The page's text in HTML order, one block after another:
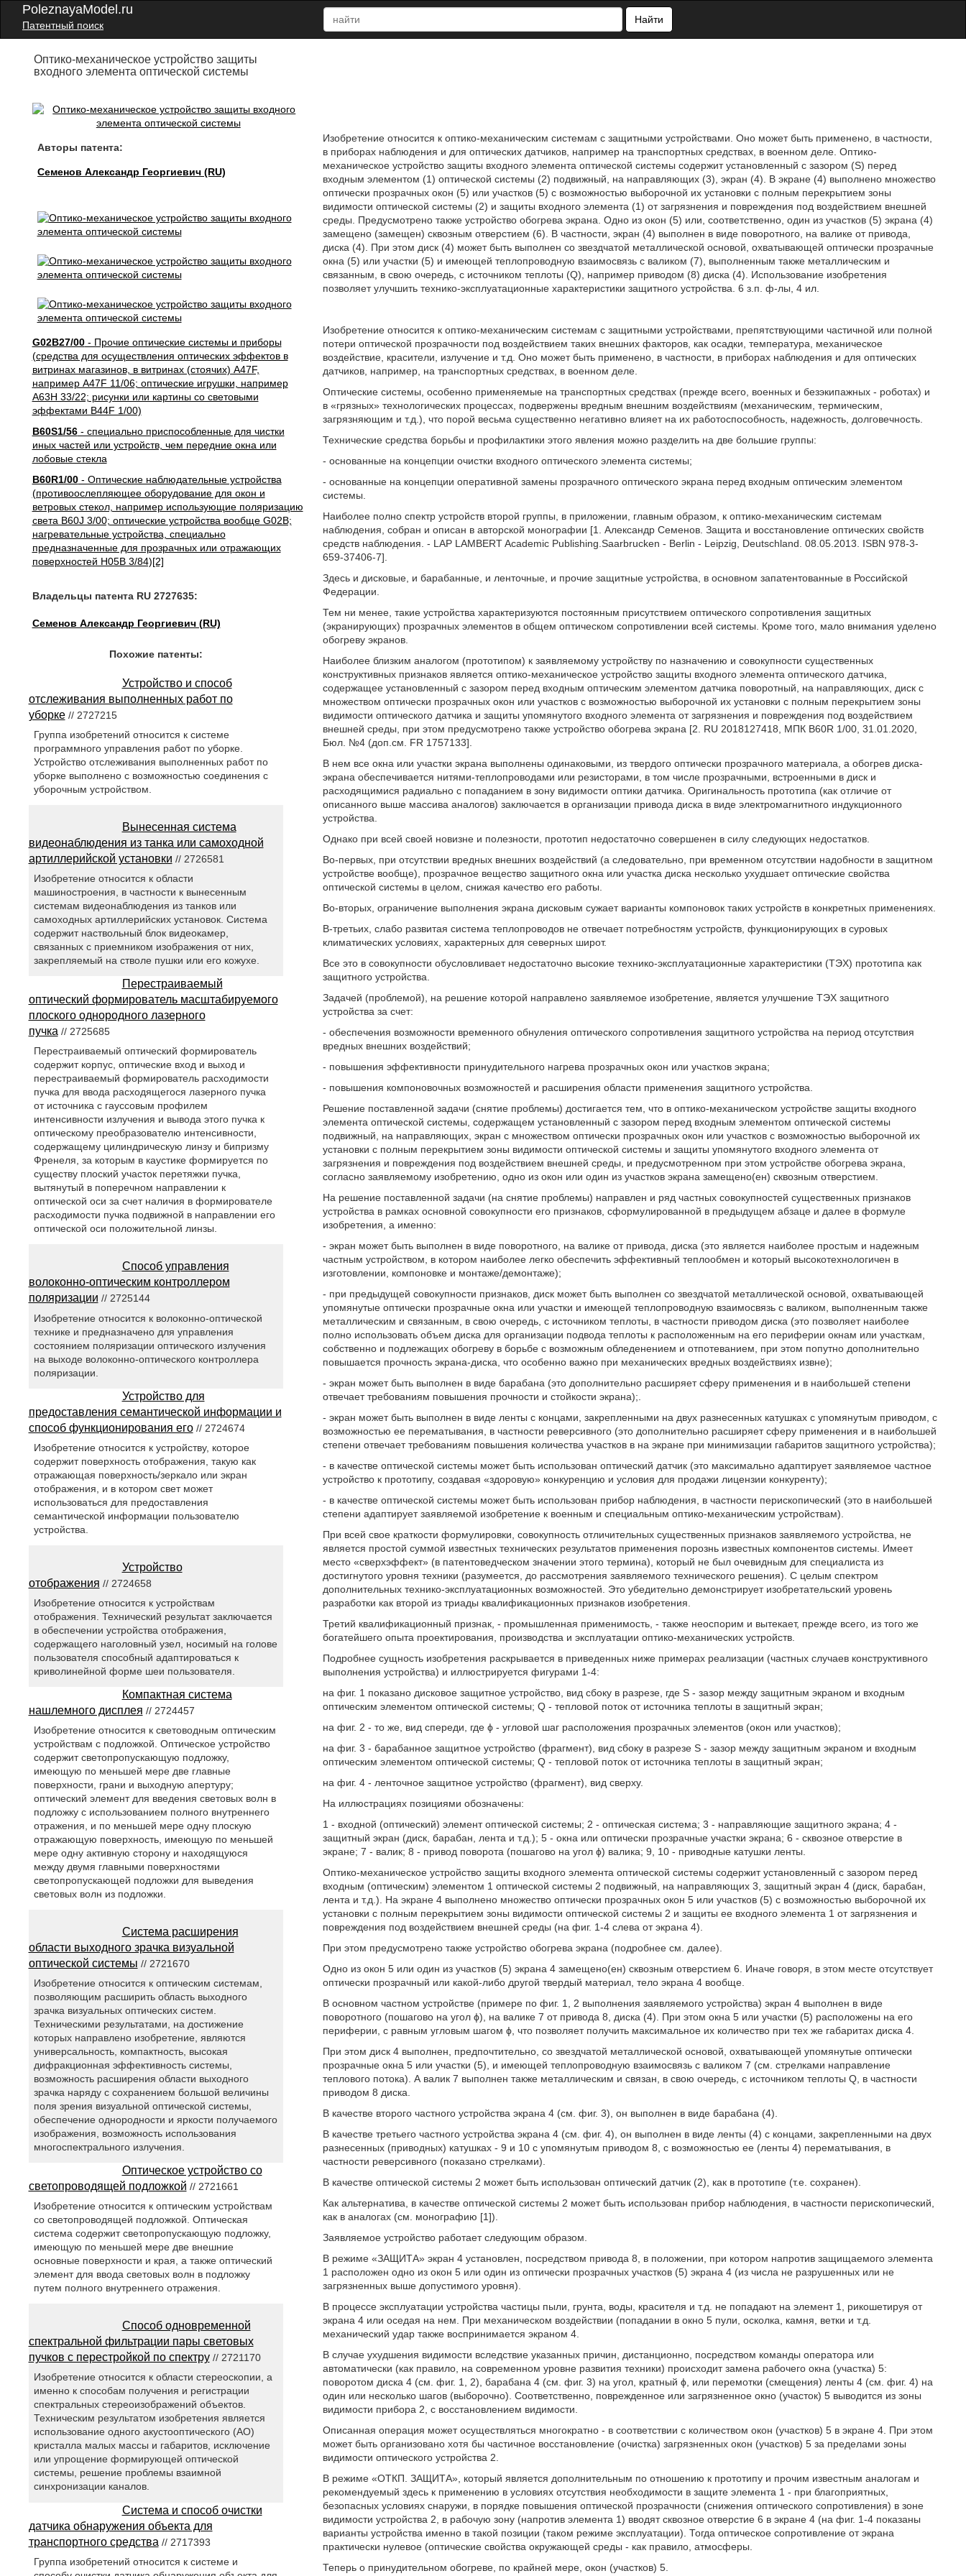
PoleznayaModel.ru
Патентный поиск
Найти
Оптико-механическое устройство защиты
входного элемента оптической системы
Авторы патента:
Семенов Александр Георгиевич (RU)
G02B27/00- Прочие оптические системы и приборы
(средства для осуществления оптических эффектов в
витринах магазинов, в витринах (стоячих) A47F,
например A47F 11/06; оптические игрушки, например
A63H 33/22; рисунки или картины со световыми
эффектами B44F 1/00)
B60S1/56- специально приспособленные для чистки
иных частей или устройств, чем передние окна или
лобовые стекла
B60R1/00- Оптические наблюдательные устройства
(противоослепляющее оборудование для окон и
ветровых стекол, например использующие поляризацию
света B60J 3/00; оптические устройства вообще G02B;
нагревательные устройства, специально
предназначенные для прозрачных или отражающих
поверхностей H05B 3/84)[2]
Владельцы патента RU 2727635:
Семенов Александр Георгиевич (RU)
Изобретение относится к оптико-механическим системам с защитными устройствами. Оно может быть применено, в частности,
в приборах наблюдения и для оптических датчиков, например на транспортных средствах, в военном деле. Оптико-
механическое устройство защиты входного элемента оптической системы содержит установленный с зазором (S) перед
входным элементом (1) оптической системы (2) подвижный, на направляющих (3), экран (4). В экране (4) выполнено множество
оптически прозрачных окон (5) или участков (5) с возможностью выборочной их установки с полным перекрытием зоны
видимости оптической системы (2) и защиты входного элемента (1) от загрязнения и повреждения под воздействием внешней
среды. Предусмотрено также устройство обогрева экрана. Одно из окон (5) или, соответственно, один из участков (5) экрана (4)
замещено (замещен) сквозным отверстием (6). В частности, экран (4) выполнен в виде поворотного, на валике от привода,
диска (4). При этом диск (4) может быть выполнен со звездчатой металлической основой, охватывающей оптически прозрачные
окна (5) или участки (5) и имеющей теплопроводную взаимосвязь с валиком (7), выполненным также металлическим и
связанным, в свою очередь, с источником теплоты (Q), например приводом (8) диска (4). Использование изобретения
позволяет улучшить технико-эксплуатационные характеристики защитного устройства. 6 з.п. ф-лы, 4 ил.
Изобретение относится к оптико-механическим системам с защитными устройствами, препятствующими частичной или полной
потери оптической прозрачности под воздействием таких внешних факторов, как осадки, температура, механическое
воздействие, красители, излучение и т.д. Оно может быть применено, в частности, в приборах наблюдения и для оптических
датчиков, например, на транспортных средствах, в военном деле.
Оптические системы, особенно применяемые на транспортных средствах (прежде всего, военных и безэкипажных - роботах) и
в «грязных» технологических процессах, подвержены вредным внешним воздействиям (механическим, термическим,
загрязняющим и т.д.), что порой весьма существенно негативно влияет на их работоспособность, надежность, долговечность.
Технические средства борьбы и профилактики этого явления можно разделить на две большие группы:
- основанные на концепции очистки входного оптического элемента системы;
- основанные на концепции оперативной замены прозрачного оптического экрана перед входным оптическим элементом
системы.
Наиболее полно спектр устройств второй группы, в приложении, главным образом, к оптико-механическим системам
наблюдения, собран и описан в авторской монографии [1. Александр Семенов. Защита и восстановление оптических свойств
средств наблюдения. - LAP LAMBERT Academic Publishing.Saarbrucken - Berlin - Leipzig, Deutschland. 08.05.2013. ISBN 978-3-
659-37406-7].
Здесь и дисковые, и барабанные, и ленточные, и прочие защитные устройства, в основном запатентованные в Российской
Федерации.
Тем ни менее, такие устройства характеризуются постоянным присутствием оптического сопротивления защитных
(экранирующих) прозрачных элементов в общем оптическом сопротивлении всей системы. Кроме того, мало внимания уделено
обогреву экранов.
Наиболее близким аналогом (прототипом) к заявляемому устройству по назначению и совокупности существенных
конструктивных признаков является оптико-механическое устройство защиты входного элемента оптического датчика,
содержащее установленный с зазором перед входным оптическим элементом датчика поворотный, на направляющих, диск с
множеством оптически прозрачных окон или участков с возможностью выборочной их установки с полным перекрытием зоны
видимости оптического датчика и защиты упомянутого входного элемента от загрязнения и повреждения под воздействием
внешней среды, при этом предусмотрено также устройство обогрева экрана [2. RU 2018127418, МПК B60R 1/00, 31.01.2020,
Бюл. №4 (доп.см. FR 1757133].
В нем все окна или участки экрана выполнены одинаковыми, из твердого оптически прозрачного материала, а обогрев диска-
экрана обеспечивается нитями-теплопроводами или резисторами, в том числе прозрачными, встроенными в диск и
расходящимися радиально с попаданием в зону видимости оптики датчика. Оригинальность прототипа (как отличие от
описанного выше массива аналогов) заключается в организации привода диска в виде электромагнитного индукционного
устройства.
Однако при всей своей новизне и полезности, прототип недостаточно совершенен в силу следующих недостатков.
Во-первых, при отсутствии вредных внешних воздействий (а следовательно, при временном отсутствии надобности в защитном
устройстве вообще), прозрачное вещество защитного окна или участка диска несколько ухудшает оптические свойства
оптической системы в целом, снижая качество его работы.
Во-вторых, ограничение выполнения экрана дисковым сужает варианты компоновок таких устройств в конкретных применениях.
В-третьих, слабо развитая система теплопроводов не отвечает потребностям устройств, функционирующих в суровых
климатических условиях, характерных для северных широт.
Все это в совокупности обусловливает недостаточно высокие технико-эксплуатационные характеристики (ТЭХ) прототипа как
защитного устройства.
Задачей (проблемой), на решение которой направлено заявляемое изобретение, является улучшение ТЭХ защитного
устройства за счет:
- обеспечения возможности временного обнуления оптического сопротивления защитного устройства на период отсутствия
вредных внешних воздействий;
- повышения эффективности принудительного нагрева прозрачных окон или участков экрана;
- повышения компоновочных возможностей и расширения области применения защитного устройства.
Решение поставленной задачи (снятие проблемы) достигается тем, что в оптико-механическом устройстве защиты входного
элемента оптической системы, содержащем установленный с зазором перед входным элементом оптической системы
подвижный, на направляющих, экран с множеством оптически прозрачных окон или участков с возможностью выборочной их
установки с полным перекрытием зоны видимости оптической системы и защиты упомянутого входного элемента от
загрязнения и повреждения под воздействием внешней среды, и предусмотренном при этом устройстве обогрева экрана,
согласно заявляемому изобретению, одно из окон или один из участков экрана замещено(ен) сквозным отверстием.
На решение поставленной задачи (на снятие проблемы) направлен и ряд частных совокупностей существенных признаков
устройства в рамках основной совокупности его признаков, сформулированной в предыдущем абзаце и далее в формуле
изобретения, а именно:
- экран может быть выполнен в виде поворотного, на валике от привода, диска (это является наиболее простым и надежным
частным устройством, в котором наиболее легко обеспечить эффективный теплообмен и который высокотехнологичен в
изготовлении, компоновке и монтаже/демонтаже);
- при предыдущей совокупности признаков, диск может быть выполнен со звездчатой металлической основой, охватывающей
упомянутые оптически прозрачные окна или участки и имеющей теплопроводную взаимосвязь с валиком, выполненным также
металлическим и связанным, в свою очередь, с источником теплоты, в частности приводом диска (это позволяет наиболее
полно использовать объем диска для организации подвода теплоты к расположенным на его периферии окнам или участкам,
собственно и подлежащих обогреву в борьбе с возможным обледенением и отпотеванием, при этом попутно дополнительно
повышается прочность экрана-диска, что особенно важно при механических вредных воздействиях извне);
- экран может быть выполнен в виде барабана (это дополнительно расширяет сферу применения и в наибольшей степени
отвечает требованиям повышения прочности и стойкости экрана);.
- экран может быть выполнен в виде ленты с концами, закрепленными на двух разнесенных катушках с упомянутым приводом, с
возможностью ее перематывания, в частности реверсивного (это дополнительно расширяет сферу применения и в наибольшей
степени отвечает требованиям повышения количества участков в на экране при минимизации габаритов защитного устройства);
- в качестве оптической системы может быть использован оптический датчик (это максимально адаптирует заявляемое частное
устройство к прототипу, создавая «здоровую» конкуренцию и условия для продажи лицензии конкуренту);
- в качестве оптической системы может быть использован прибор наблюдения, в частности перископический (это в наибольшей
степени адаптирует заявляемой изобретение к военным и специальным оптико-механическим устройствам).
При всей свое краткости формулировки, совокупность отличительных существенных признаков заявляемого устройства, не
является простой суммой известных технических результатов применения порознь известных компонентов системы. Имеет
место «сверхэффект» (в патентоведческом значении этого термина), который не был очевидным для специалиста из
достигнутого уровня техники (разумеется, до рассмотрения заявляемого технического решения). С целым спектром
дополнительных технико-эксплуатационных возможностей. Это убедительно демонстрирует изобретательский уровень
разработки как второй из триады квалификационных признаков изобретения.
Третий квалификационный признак, - промышленная применимость, - также неоспорим и вытекает, прежде всего, из того же
богатейшего опыта проектирования, производства и эксплуатации оптико-механических устройств.
Подробнее сущность изобретения раскрывается в приведенных ниже примерах реализации (частных случаев конструктивного
выполнения устройства) и иллюстрируется фигурами 1-4:
на фиг. 1 показано дисковое защитное устройство, вид сбоку в разрезе, где S - зазор между защитным экраном и входным
оптическим элементом оптической системы; Q - тепловой поток от источника теплоты в защитный экран;
на фиг. 2 - то же, вид спереди, где ϕ - угловой шаг расположения прозрачных элементов (окон или участков);
на фиг. 3 - барабанное защитное устройство (фрагмент), вид сбоку в разрезе S - зазор между защитным экраном и входным
оптическим элементом оптической системы; Q - тепловой поток от источника теплоты в защитный экран;
на фиг. 4 - ленточное защитное устройство (фрагмент), вид сверху.
На иллюстрациях позициями обозначены:
1 - входной (оптический) элемент оптической системы; 2 - оптическая система; 3 - направляющие защитного экрана; 4 -
защитный экран (диск, барабан, лента и т.д.); 5 - окна или оптически прозрачные участки экрана; 6 - сквозное отверстие в
экране; 7 - валик; 8 - привод поворота (пошагово на угол ϕ) валика; 9, 10 - приводные катушки ленты.
Оптико-механическое устройство защиты входного элемента оптической системы содержит установленный с зазором перед
входным (оптическим) элементом 1 оптической системы 2 подвижный, на направляющих 3, защитный экран 4 (диск, барабан,
лента и т.д.). На экране 4 выполнено множество оптически прозрачных окон 5 или участков (5) с возможностью выборочной их
установки с полным перекрытием зоны видимости оптической системы 2 и защиты ее входного элемента 1 от загрязнения и
повреждения под воздействием внешней среды (на фиг. 1-4 слева от экрана 4).
При этом предусмотрено также устройство обогрева экрана (подробнее см. далее).
Одно из окон 5 или один из участков (5) экрана 4 замещено(ен) сквозным отверстием 6. Иначе говоря, в этом месте отсутствует
оптически прозрачный или какой-либо другой твердый материал, тело экрана 4 вообще.
В основном частном устройстве (примере по фиг. 1, 2 выполнения заявляемого устройства) экран 4 выполнен в виде
поворотного (пошагово на угол ϕ), на валике 7 от привода 8, диска (4). При этом окна 5 или участки (5) расположены на его
периферии, с равным угловым шагом ϕ, что позволяет получить максимальное их количество при тех же габаритах диска 4.
При этом диск 4 выполнен, предпочтительно, со звездчатой металлической основой, охватывающей упомянутые оптически
прозрачные окна 5 или участки (5), и имеющей теплопроводную взаимосвязь с валиком 7 (см. стрелками направление
теплового потока). А валик 7 выполнен также металлическим и связан, в свою очередь, с источником теплоты Q, в частности
приводом 8 диска.
В качестве второго частного устройства экрана 4 (см. фиг. 3), он выполнен в виде барабана (4).
В качестве третьего частного устройства экрана 4 (см. фиг. 4), он выполнен в виде ленты (4) с концами, закрепленными на двух
разнесенных (приводных) катушках - 9 и 10 с упомянутым приводом 8, с возможностью ее (ленты 4) перематывания, в
частности реверсивного (показано стрелками).
В качестве оптической системы 2 может быть использован оптический датчик (2), как в прототипе (т.е. сохранен).
Как альтернатива, в качестве оптической системы 2 может быть использован прибор наблюдения, в частности перископический,
как в аналогах (см. монографию [1]).
Заявляемое устройство работает следующим образом.
В режиме «ЗАЩИТА» экран 4 установлен, посредством привода 8, в положении, при котором напротив защищаемого элемента
1 расположен одно из окон 5 или один из оптически прозрачных участков (5) экрана 4 (из числа не разрушенных или не
загрязненных выше допустимого уровня).
В процессе эксплуатации устройства частицы пыли, грунта, воды, красителя и т.д. не попадают на элемент 1, рикошетируя от
экрана 4 или оседая на нем. При механическом воздействии (попадании в окно 5 пули, осколка, камня, ветки и т.д.
механический удар также воспринимается экраном 4.
В случае ухудшения видимости вследствие указанных причин, дистанционно, посредством команды оператора или
автоматически (как правило, на современном уровне развития техники) происходит замена рабочего окна (участка) 5:
поворотом диска 4 (см. фиг. 1, 2), барабана 4 (см. фиг. 3) на угол, кратный ϕ, или перемотки (смещения) ленты 4 (см. фиг. 4) на
один или несколько шагов (выборочно). Соответственно, поврежденное или загрязненное окно (участок) 5 выводится из зоны
видимости прибора 2, с восстановлением видимости.
Описанная операция может осуществляться многократно - в соответствии с количеством окон (участков) 5 в экране 4. При этом
может быть организовано хотя бы частичное восстановление (очистка) загрязненных окон (участков) 5 за пределами зоны
видимости оптического устройства 2.
В режиме «ОТКП. ЗАЩИТА», который является дополнительным по отношению к прототипу и прочим известным аналогам и
рекомендуемый здесь к применению в условиях отсутствия необходимости в защите элемента 1 - при благоприятных,
безопасных условиях снаружи, в порядке повышения оптической прозрачности (снижения оптического сопротивления) в зоне
видимости устройства 2, в рабочую зону (напротив элемента 1) вводят сквозное отверстие 6 в экране 4 (на фиг. 1-4 показаны
варианты устройства именно в такой позиции (таком режиме эксплуатации). Тогда оптическое сопротивление от экрана
практически нулевое (оптические свойства окружающей среды - как правило, атмосферы.
Теперь о принудительном обогреве, по крайней мере, окон (участков) 5.
Похожие патенты:
Устройство и способ
отслеживания выполненных работ по
уборке// 2727215
Группа изобретений относится к системе
программного управления работ по уборке.
Устройство отслеживания выполненных работ по
уборке выполнено с возможностью соединения с
уборочным устройством.
Вынесенная система
видеонаблюдения из танка или самоходной
артиллерийской установки // 2726581
Изобретение относится к области
машиностроения, в частности к вынесенным
системам видеонаблюдения из танков или
самоходных артиллерийских установок. Система
содержит наствольный блок видеокамер,
связанных с приемником изображения от них,
закрепляемый на стволе пушки или его кожухе.
Перестраиваемый
оптический формирователь масштабируемого
плоского однородного лазерного
пучка// 2725685
Перестраиваемый оптический формирователь
содержит корпус, оптические вход и выход и
перестраиваемый формирователь расходимости
пучка для ввода расходящегося лазерного пучка
от источника с гауссовым профилем
интенсивности излучения и вывода этого пучка к
оптическому преобразователю интенсивности,
содержащему цилиндрическую линзу и бипризму
Френеля, за которым в каустике формируется по
существу плоский участок перетяжки пучка,
вытянутый в поперечном направлении к
оптической оси за счет наличия в формирователе
расходимости пучка подвижной в направлении его
оптической оси положительной линзы.
Способ управления
волоконно-оптическим контроллером
поляризации // 2725144
Изобретение относится к волоконно-оптической
технике и предназначено для управления
состоянием поляризации оптического излучения
на выходе волоконно-оптического контроллера
поляризации.
Устройство для
предоставления семантической информации и
способ функционирования его// 2724674
Изобретение относится к устройству, которое
содержит поверхность отображения, такую как
отражающая поверхность/зеркало или экран
отображения, и в котором свет может
использоваться для предоставления
семантической информации пользователю
устройства.
Устройство
отображения // 2724658
Изобретение относится к устройствам
отображения. Технический результат заключается
в обеспечении устройства отображения,
содержащего наголовный узел, носимый на голове
пользователя способный адаптироваться к
криволинейной форме шеи пользователя.
Компактная система
нашлемного дисплея // 2724457
Изобретение относится к световодным оптическим
устройствам с подложкой. Оптическое устройство
содержит светопропускающую подложку,
имеющую по меньшей мере две главные
поверхности, грани и выходную апертуру;
оптический элемент для введения световых волн в
подложку с использованием полного внутреннего
отражения, и по меньшей мере одну плоскую
отражающую поверхность, имеющую по меньшей
мере одну активную сторону и находящуюся
между двумя главными поверхностями
светопропускающей подложки для выведения
световых волн из подложки.
Система расширения
области выходного зрачка визуальной
оптической системы // 2721670
Изобретение относится к оптическим системам,
позволяющим расширить область выходного
зрачка визуальных оптических систем.
Техническими результатами, на достижение
которых направлено изобретение, являются
универсальность, компактность, высокая
дифракционная эффективность системы,
возможность расширения области выходного
зрачка наряду с сохранением большой величины
поля зрения визуальной оптической системы,
обеспечение однородности и яркости получаемого
изображения, возможность использования
многоспектрального излучения.
Оптическое устройство со
светопроводящей подложкой // 2721661
Изобретение относится к оптическим устройствам
со светопроводящей подложкой. Оптическая
система содержит светопропускающую подложку,
имеющую по меньшей мере две внешние
основные поверхности и края, а также оптический
элемент для ввода световых волн в подложку
путем полного внутреннего отражения.
Способ одновременной
спектральной фильтрации пары световых
пучков с перестройкой по спектру// 2721170
Изобретение относится к области стереоскопии, а
именно к способам получения и регистрации
спектральных стереоизображений объектов.
Техническим результатом изобретения является
использование одного акустооптического (АО)
кристалла малых массы и габаритов, исключение
или упрощение формирующей оптической
системы, решение проблемы взаимной
синхронизации каналов.
Система и способ очистки
датчика обнаружения объекта для
транспортного средства // 2717393
Группа изобретений относится к системе и